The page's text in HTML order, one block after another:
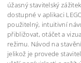
úžasný stavitelský
dostupné v aplikaci
použitelný, intuitivní
přibližovat, otáčet a
režimu. Návod na
jelikož je provede